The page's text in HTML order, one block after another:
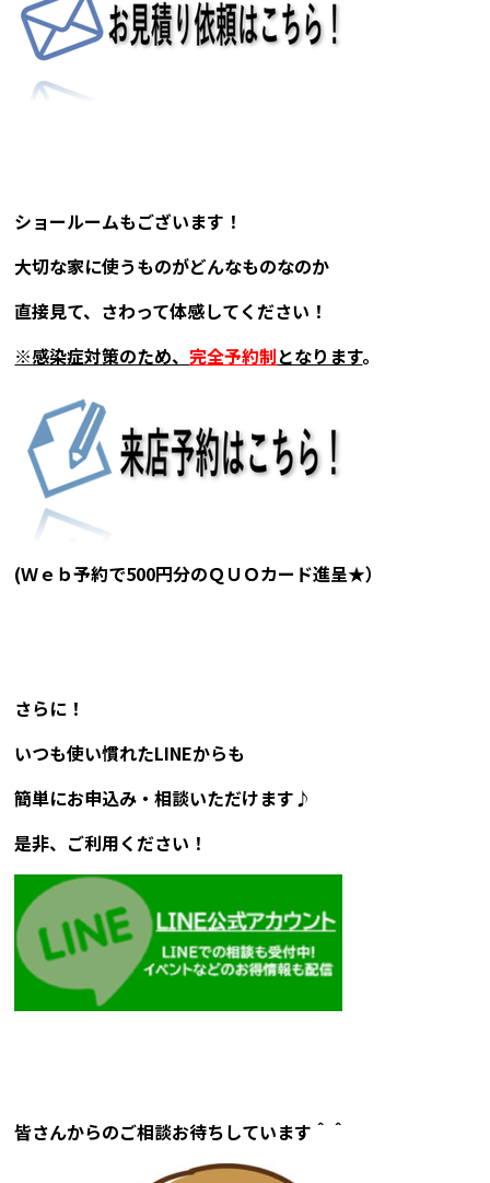
ショールームもございます！
大切な家に使うものがどんなものなのか
直接見て、さわって体感してください！
※感染症対策のため、完全予約制となります。
(Ｗｅｂ予約で500円分のＱＵＯカード進呈★）
さらに！
いつも使い慣れたLINEからも
簡単にお申込み・相談いただけます♪
是非、ご利用ください！
皆さんからのご相談お待ちしています＾＾